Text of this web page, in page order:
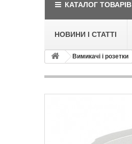
КАТАЛОГ ТОВАРІВ
НОВИНИ І СТАТТІ
Вимикачі і розетки